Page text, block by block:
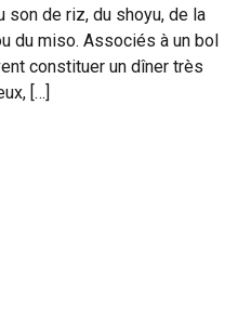
son de riz, du shoyu, de la
du miso. Associés à un bol
constituer un dîner très
[…]